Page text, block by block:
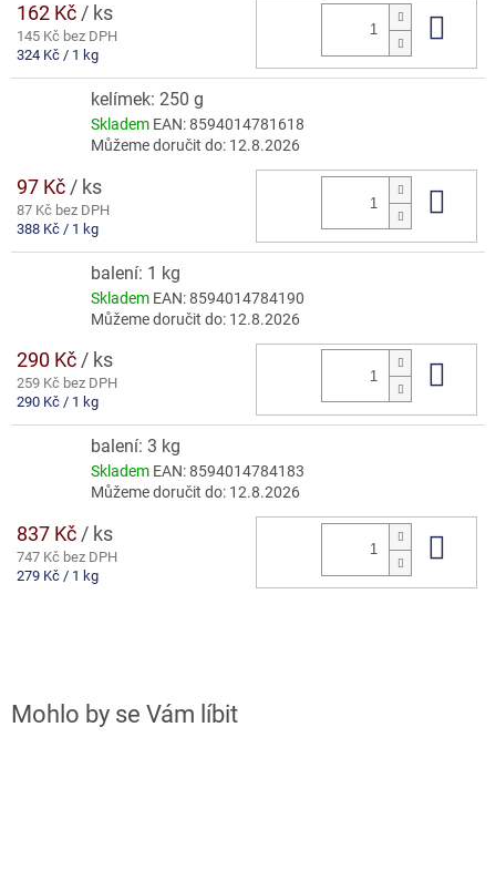
162 Kč/ ks
145 Kč bez DPH
Měrná
324 Kč / 1 kg
kelímek: 250 g
Skladem EAN:8594014781618
Můžeme doručit do: 12.8.2026
97 Kč / ks
87 Kč bez DPH
Měrná
388 Kč / 1 kg
balení: 1 kg
Skladem EAN:8594014784190
Můžeme doručit do: 12.8.2026
290 Kč/ ks
259 Kč bez DPH
Měrná
290 Kč / 1 kg
balení: 3 kg
Skladem EAN:8594014784183
Můžeme doručit do: 12.8.2026
837 Kč / ks
747 Kč bez DPH
Měrná
279 Kč / 1 kg